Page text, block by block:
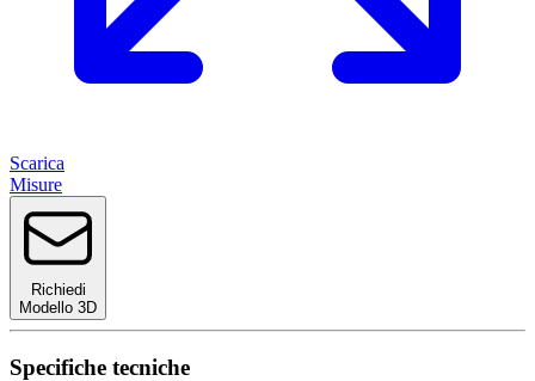
Scarica
Misure
Richiedi
Modello 3D
Specifiche tecniche